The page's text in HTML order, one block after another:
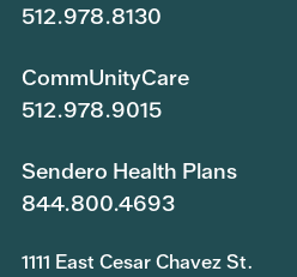
512.978.8130
CommUnityCare
512.978.9015
Sendero Health Plans
844.800.4693
1111 East Cesar Chavez St.